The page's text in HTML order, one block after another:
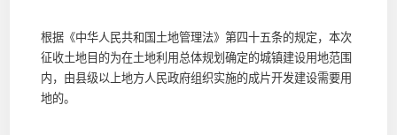
根据《中华人民共和国土地管理法》第四十五条的规定，本次
征收土地目的为在土地利用总体规划确定的城镇建设用地范围
内，由县级以上地方人民政府组织实施的成片开发建设需要用
地的。